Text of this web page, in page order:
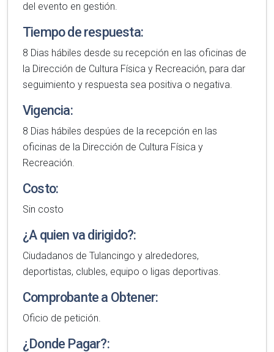
del evento en gestión.
Tiempo de respuesta:
8 Dias hábiles desde su recepción en las oficinas de
la Dirección de Cultura Física y Recreación, para dar
seguimiento y respuesta sea positiva o negativa.
Vigencia:
8 Dias hábiles despúes de la recepción en las
oficinas de la Dirección de Cultura Física y
Recreación.
Costo:
Sin costo
¿A quien va dirigido?:
Ciudadanos de Tulancingo y alrededores,
deportistas, clubles, equipo o ligas deportivas.
Comprobante a Obtener:
Oficio de petición.
¿Donde Pagar?: